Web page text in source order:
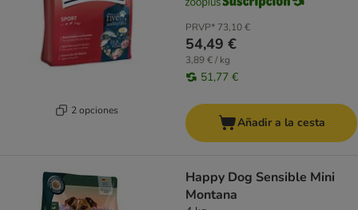
2 opciones
PRVP* 73,10 €
54,49 €
3,89 € / kg
51,77 €
Añadir a la cesta
Happy Dog Sensible Mini
Montana